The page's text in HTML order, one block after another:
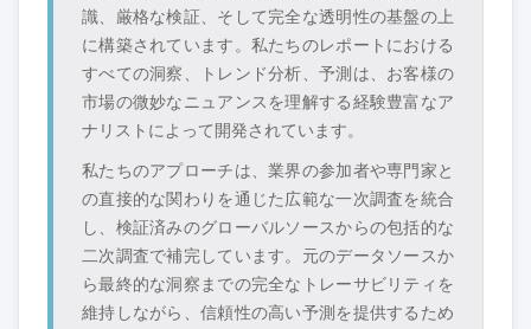
識、厳格な検証、そして完全な透明性の基盤の上
に構築されています。私たちのレポートにおける
すべての洞察、トレンド分析、予測は、お客様の
市場の微妙なニュアンスを理解する経験豊富なア
ナリストによって開発されています。
私たちのアプローチは、業界の参加者や専門家と
の直接的な関わりを通じた広範な一次調査を統合
し、検証済みのグローバルソースからの包括的な
二次調査で補完しています。元のデータソースか
ら最終的な洞察までの完全なトレーサビリティを
維持しながら、信頼性の高い予測を提供するため